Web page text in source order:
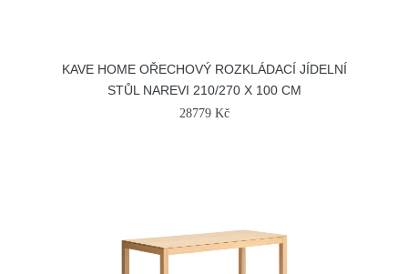
KAVE HOME OŘECHOVÝ ROZKLÁDACÍ JÍDELNÍ
STŮL NAREVI 210/270 X 100 CM
28779 Kč